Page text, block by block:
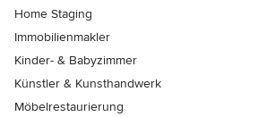
Home Staging
Immobilienmakler
Kinder- & Babyzimmer
Künstler & Kunsthandwerk
Möbelrestaurierung